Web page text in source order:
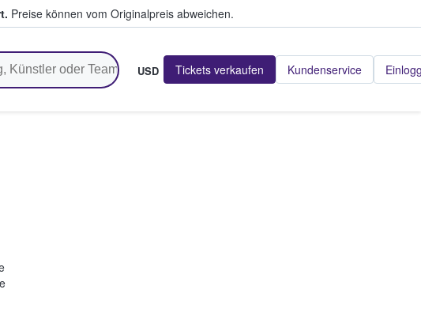
Preise können vom Originalpreis abweichen.
USD Tickets verkaufen Kundenservice